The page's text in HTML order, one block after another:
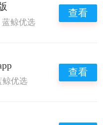
蓝鲸优选
查看
鲸优选
查看